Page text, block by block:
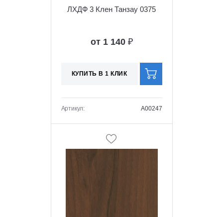
ЛХДФ 3 Клен Танзау 0375
от 1 140 ₽
КУПИТЬ В 1 КЛИК
Артикул: A00247